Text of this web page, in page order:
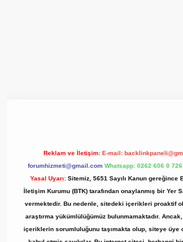
Reklam ve İletişim: E-mail:
forumhizmeti@gmail.com Whatsapp: 0262 606 0 726
Yasal Uyarı: Sitemiz, 5651 Sayılı Kanun gereğince
İletişim Kurumu (BTK) tarafından onaylanmış bir Yer
vermektedir. Bu nedenle, sitedeki içerikleri proaktif
araştırma yükümlülüğümüz bulunmamaktadır.
içeriklerin sorumluluğunu taşımakta olup, siteye üye